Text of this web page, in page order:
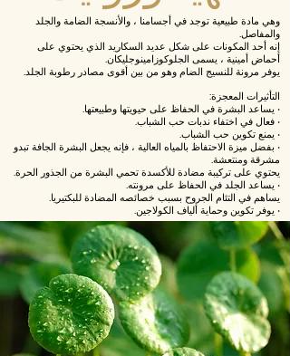
وهي مادة طبيعية توجد في أجسامنا ، والأنسجة الضامة والجلد
والمفاصل.
إنه أحد المكونات على شكل عديد السكاريد الذي يحتوي على
أحماض أمينية ، يسمى الجلوكوزامينوجليكان.
يوفر مرونة للنسيج الضام وهو من بين أقوى مصادر رطوبة الجلد.
التأثيرات المعجزة:
• يساعد البشرة في الحفاظ على حيويتها وطبيعتها.
• فعال في اختفاء ندبات حب الشباب.
• يمنع تكوين حب الشباب.
• بفضل ميزة الاحتفاظ بالمياه العالية ، فإنه يجعل البشرة الجافة تبدو
مشرقة ومنتعشة.
يحتوي على تركيبة مضادة للأكسدة تحمي البشرة من الجذور الحرة.
• يساعد الجلد في الحفاظ على مرونته.
يساهم في التئام الجروح بسبب خصائصه المضادة للبكتيريا.
• يوفر تكوين وحماية ألياف الكولاجين.